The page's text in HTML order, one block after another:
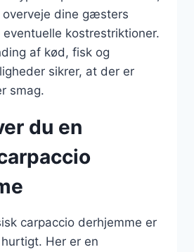
dine gæsters
kostrestriktioner.
af kød, fisk og
sikrer, at der er
smag.
du en
carpaccio derhjemme er
Her er en